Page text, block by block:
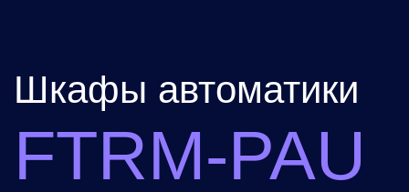
FTRM-PAU
Предназначены для управления
приточно-вытяжными системами
вентиляции любой сложности.